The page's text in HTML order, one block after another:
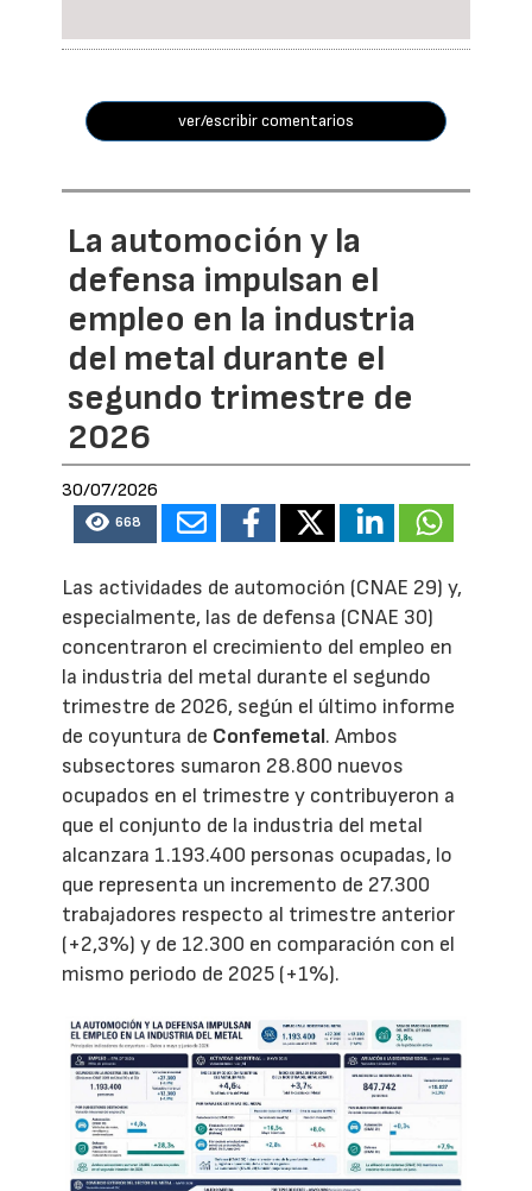
ver/escribir comentarios
La automoción y la
defensa impulsan el
empleo en la industria
del metal durante el
segundo trimestre de
2026
30/07/2026
668
Las actividades de automoción (CNAE 29) y,
especialmente, las de defensa (CNAE 30)
concentraron el crecimiento del empleo en
la industria del metal durante el segundo
trimestre de 2026, según el último informe
de coyuntura de Confemetal. Ambos
subsectores sumaron 28.800 nuevos
ocupados en el trimestre y contribuyeron a
que el conjunto de la industria del metal
alcanzara 1.193.400 personas ocupadas, lo
que representa un incremento de 27.300
trabajadores respecto al trimestre anterior
(+2,3%) y de 12.300 en comparación con el
mismo periodo de 2025 (+1%).